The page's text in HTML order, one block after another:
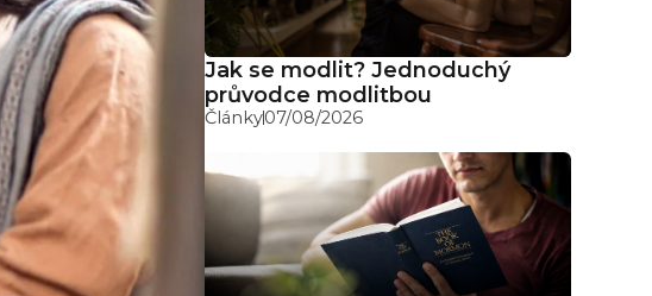
Jak se modlit? Jednoduchý
průvodce modlitbou
Články07/08/2026